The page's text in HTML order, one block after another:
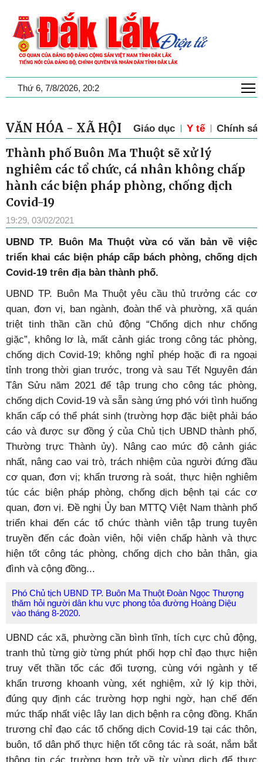
Thứ 6, 7/8/2026, 20:2
VĂN HÓA - XÃ HỘI Giáo dục Y tế Chính
Thành phố Buôn Ma Thuột sẽ xử lý
nghiêm các tổ chức, cá nhân không chấp
hành các biện pháp phòng, chống dịch
Covid-19
19:29, 03/02/2021
UBND TP. Buôn Ma Thuột vừa có văn bản về việc
triển khai các biện pháp cấp bách phòng, chống dịch
Covid-19 trên địa bàn thành phố.
UBND TP. Buôn Ma Thuột yêu cầu thủ trưởng các cơ
quan, đơn vị, ban ngành, đoàn thể và phường, xã quán
triệt tinh thần cần chủ động “Chống dịch như chống
giặc”, không lơ là, mất cảnh giác trong công tác phòng,
chống dịch Covid-19; không nghỉ phép hoặc đi ra ngoại
tỉnh trong thời gian trước, trong và sau Tết Nguyên đán
Tân Sửu năm 2021 để tập trung cho công tác phòng,
chống dịch Covid-19 và sẵn sàng ứng phó với tình huống
khẩn cấp có thể phát sinh (trường hợp đặc biệt phải báo
cáo và được sự đồng ý của Chủ tịch UBND thành phố,
Thường trực Thành ủy). Nâng cao mức độ cảnh giác
nhất, nâng cao vai trò, trách nhiệm của người đứng đầu
cơ quan, đơn vị; khẩn trương rà soát, thực hiện nghiêm
túc các biện pháp phòng, chống dịch bệnh tại các cơ
quan, đơn vị. Đề nghị Ủy ban MTTQ Việt Nam thành phố
triển khai đến các tổ chức thành viên tập trung tuyên
truyền đến các đoàn viên, hội viên chấp hành và thực
hiện tốt công tác phòng, chống dịch cho bản thân, gia
đình và cộng đồng...
Phó Chủ tịch UBND TP. Buôn Ma Thuột Đoàn Ngọc Thượng
thăm hỏi người dân khu vực phong tỏa đường Hoàng Diệu
vào tháng 8-2020.
UBND các xã, phường cần bình tĩnh, tích cực chủ động,
tranh thủ từng giờ từng phút phối hợp chỉ đạo thực hiện
truy vết thần tốc các đối tượng, cùng với ngành y tế
khẩn trương khoanh vùng, xét nghiệm, xử lý kịp thời,
đúng quy định các trường hợp nghi ngờ, hạn chế đến
mức thấp nhất việc lây lan dịch bệnh ra cộng đồng. Khẩn
trương chỉ đạo các tổ chống dịch Covid-19 tại các thôn,
buôn, tổ dân phố thực hiện tốt công tác rà soát, nắm bắt
thông tin các trường hợp trở về từ vùng dịch để thực